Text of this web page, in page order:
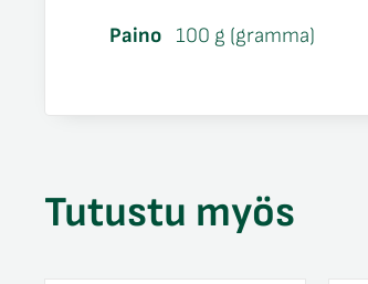
Paino 100 g (gramma)
Tutustu myös